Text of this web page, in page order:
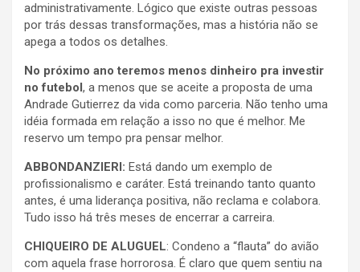
administrativamente. Lógico que existe outras pessoas
por trás dessas transformações, mas a história não se
apega a todos os detalhes.
No próximo ano teremos menos dinheiro pra investir
no futebol, a menos que se aceite a proposta de uma
Andrade Gutierrez da vida como parceria. Não tenho uma
idéia formada em relação a isso no que é melhor. Me
reservo um tempo pra pensar melhor.
ABBONDANZIERI: Está dando um exemplo de
profissionalismo e caráter. Está treinando tanto quanto
antes, é uma liderança positiva, não reclama e colabora.
Tudo isso há três meses de encerrar a carreira.
CHIQUEIRO DE ALUGUEL: Condeno a “flauta” do avião
com aquela frase horrorosa. É claro que quem sentiu na